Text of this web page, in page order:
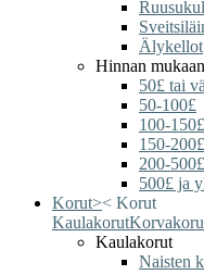
Älykellot
Hinnan mukaan
50£ tai
50-100£
100-150£
150-200£
200-500£
500£ ja
Korut>< Korut
Kaulakorut
Kaulakorut
Naisten